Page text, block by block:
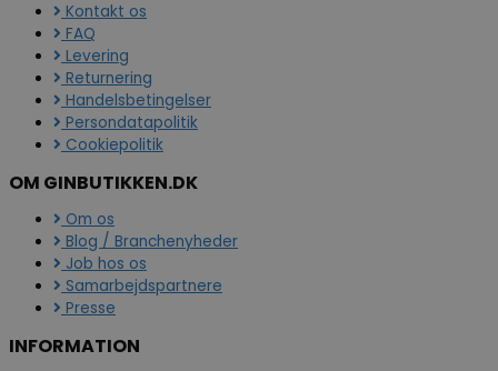
Kontakt os
FAQ
Levering
Returnering
Handelsbetingelser
Persondatapolitik
Cookiepolitik
OM GINBUTIKKEN.DK
Om os
Blog / Branchenyheder
Job hos os
Samarbejdspartnere
Presse
INFORMATION